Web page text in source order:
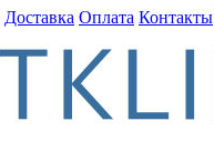
Доставка Оплата Контакты